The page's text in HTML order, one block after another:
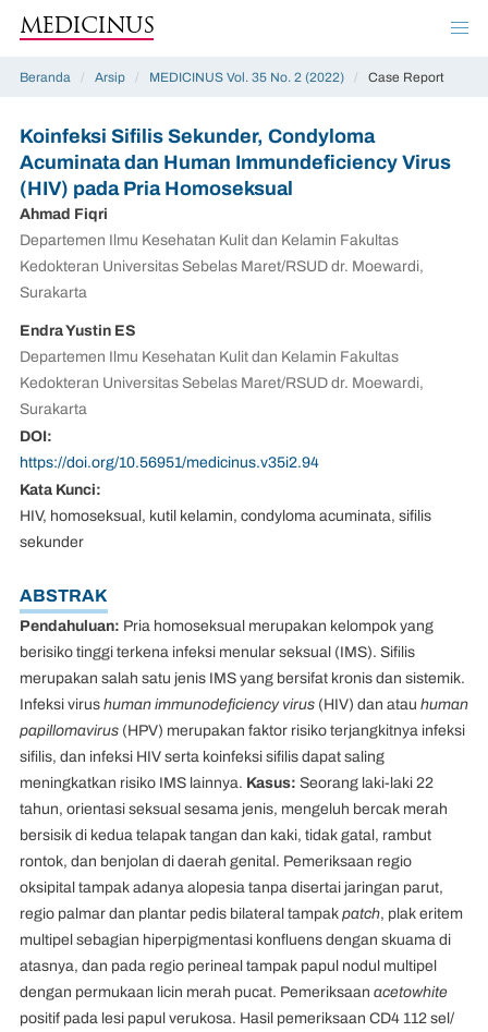
MEDICINUS
Beranda / Arsip / MEDICINUS Vol. 35 No. 2 (2022) / Case Report
Koinfeksi Sifilis Sekunder, Condyloma
Acuminata dan Human Immundeficiency Virus
(HIV) pada Pria Homoseksual
Ahmad Fiqri
Departemen Ilmu Kesehatan Kulit dan Kelamin Fakultas
Kedokteran Universitas Sebelas Maret/RSUD dr. Moewardi,
Surakarta
Endra Yustin ES
Departemen Ilmu Kesehatan Kulit dan Kelamin Fakultas
Kedokteran Universitas Sebelas Maret/RSUD dr. Moewardi,
Surakarta
DOI:
https://doi.org/10.56951/medicinus.v35i2.94
Kata Kunci:
HIV, homoseksual, kutil kelamin, condyloma acuminata, sifilis
sekunder
ABSTRAK
Pendahuluan: Pria homoseksual merupakan kelompok yang
berisiko tinggi terkena infeksi menular seksual (IMS). Sifilis
merupakan salah satu jenis IMS yang bersifat kronis dan sistemik.
Infeksi virushuman immunodeficiency virus(HIV) dan atauhuman
papillomavirus(HPV) merupakan faktor risiko terjangkitnya infeksi
sifilis, dan infeksi HIV serta koinfeksi sifilis dapat saling
meningkatkan risiko IMS lainnya. Kasus:Seorang laki-laki 22
tahun, orientasi seksual sesama jenis, mengeluh bercak merah
bersisik di kedua telapak tangan dan kaki, tidak gatal, rambut
rontok, dan benjolan di daerah genital. Pemeriksaan regio
oksipital tampak adanya alopesia tanpa disertai jaringan parut,
regio palmar dan plantar pedis bilateral tampakpatch, plak eritem
multipel sebagian hiperpigmentasi konfluens dengan skuama di
atasnya, dan pada regio perineal tampak papul nodul multipel
dengan permukaan licin merah pucat. Pemeriksaanacetowhite
positif pada lesi papul verukosa. Hasil pemeriksaan CD4 112 sel/